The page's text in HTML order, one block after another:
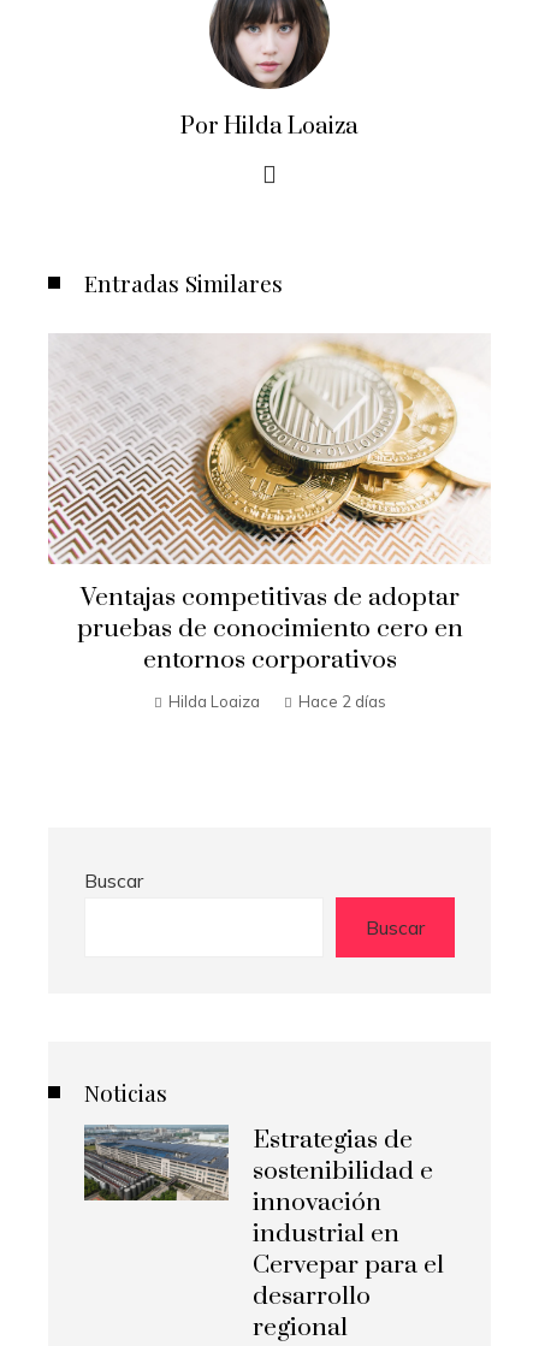
Por Hilda Loaiza
Entradas Similares
Ventajas competitivas de adoptar
pruebas de conocimiento cero en
entornos corporativos
Hilda Loaiza Hace 2 días
Buscar
Buscar
Noticias
Estrategias de
sostenibilidad e
innovación
industrial en
Cervepar para el
desarrollo
regional